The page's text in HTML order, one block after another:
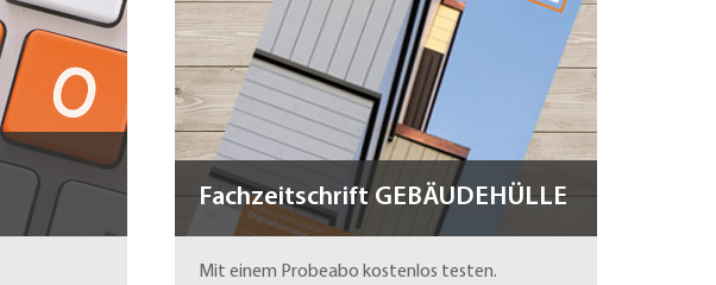
Fachzeitschrift GEBÄUDEHÜLLE
Mit einem Probeabo kostenlos testen.